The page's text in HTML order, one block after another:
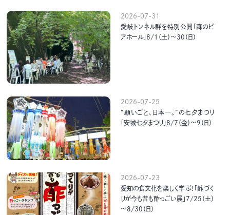
2026-07-31
愛岐トンネル群を特別公開「森のビ
アホール」8/1（土）～30（日）
2026-07-25
“願いごと、日本一。”の七夕まつり
「安城七夕まつり」8/7（金）～9（日）
2026-07-23
愛知の食文化を楽しく学ぶ！「酢づく
りが今も昔も酢っごい展」7/25（土）
～8/30（日）